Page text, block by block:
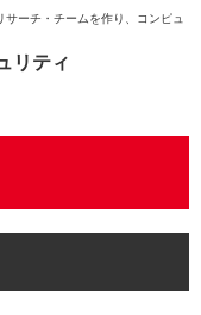
ーチ・チームを作り、 コンピュ
リティ